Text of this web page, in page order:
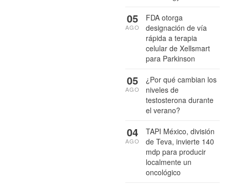
FDA otorga
designación de vía
rápida a terapia
celular de Xellsmart
para Parkinson
05
AGO
¿Por qué cambian los
niveles de
testosterona durante
el verano?
05
AGO
TAPI México, división
de Teva, invierte 140
mdp para producir
localmente un
oncológico
04
AGO